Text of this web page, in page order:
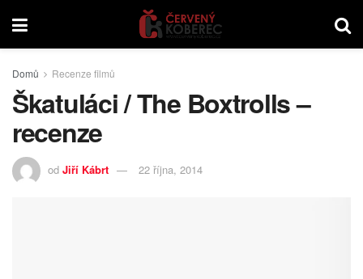
Domů Recenze filmů
Škatuláci / The Boxtrolls –
recenze
od Jiří Kábrt 22 října, 2014